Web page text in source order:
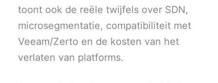
toont ook de reële twijfels over SDN,
microsegmentatie, compatibiliteit met
Veeam/Zerto en de kosten van het
verlaten van platforms.